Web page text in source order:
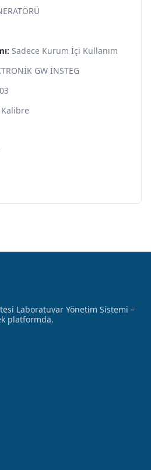
Sadece Kurum İçi Kullanım
GW İNSTEG
Kalibre
Laboratuvar Yönetim Sistemi –
platformda.